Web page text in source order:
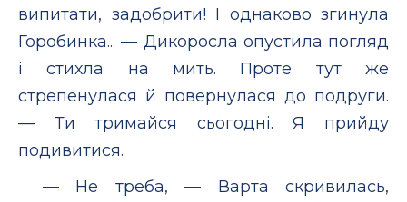
випитати, задобрити! І однаково згинула
Горобинка... — Дикоросла опустила погляд
і стихла на мить. Проте тут же
стрепенулася й повернулася до подруги.
— Ти тримайся сьогодні. Я прийду
подивитися.
— Не треба, — Варта скривилась,